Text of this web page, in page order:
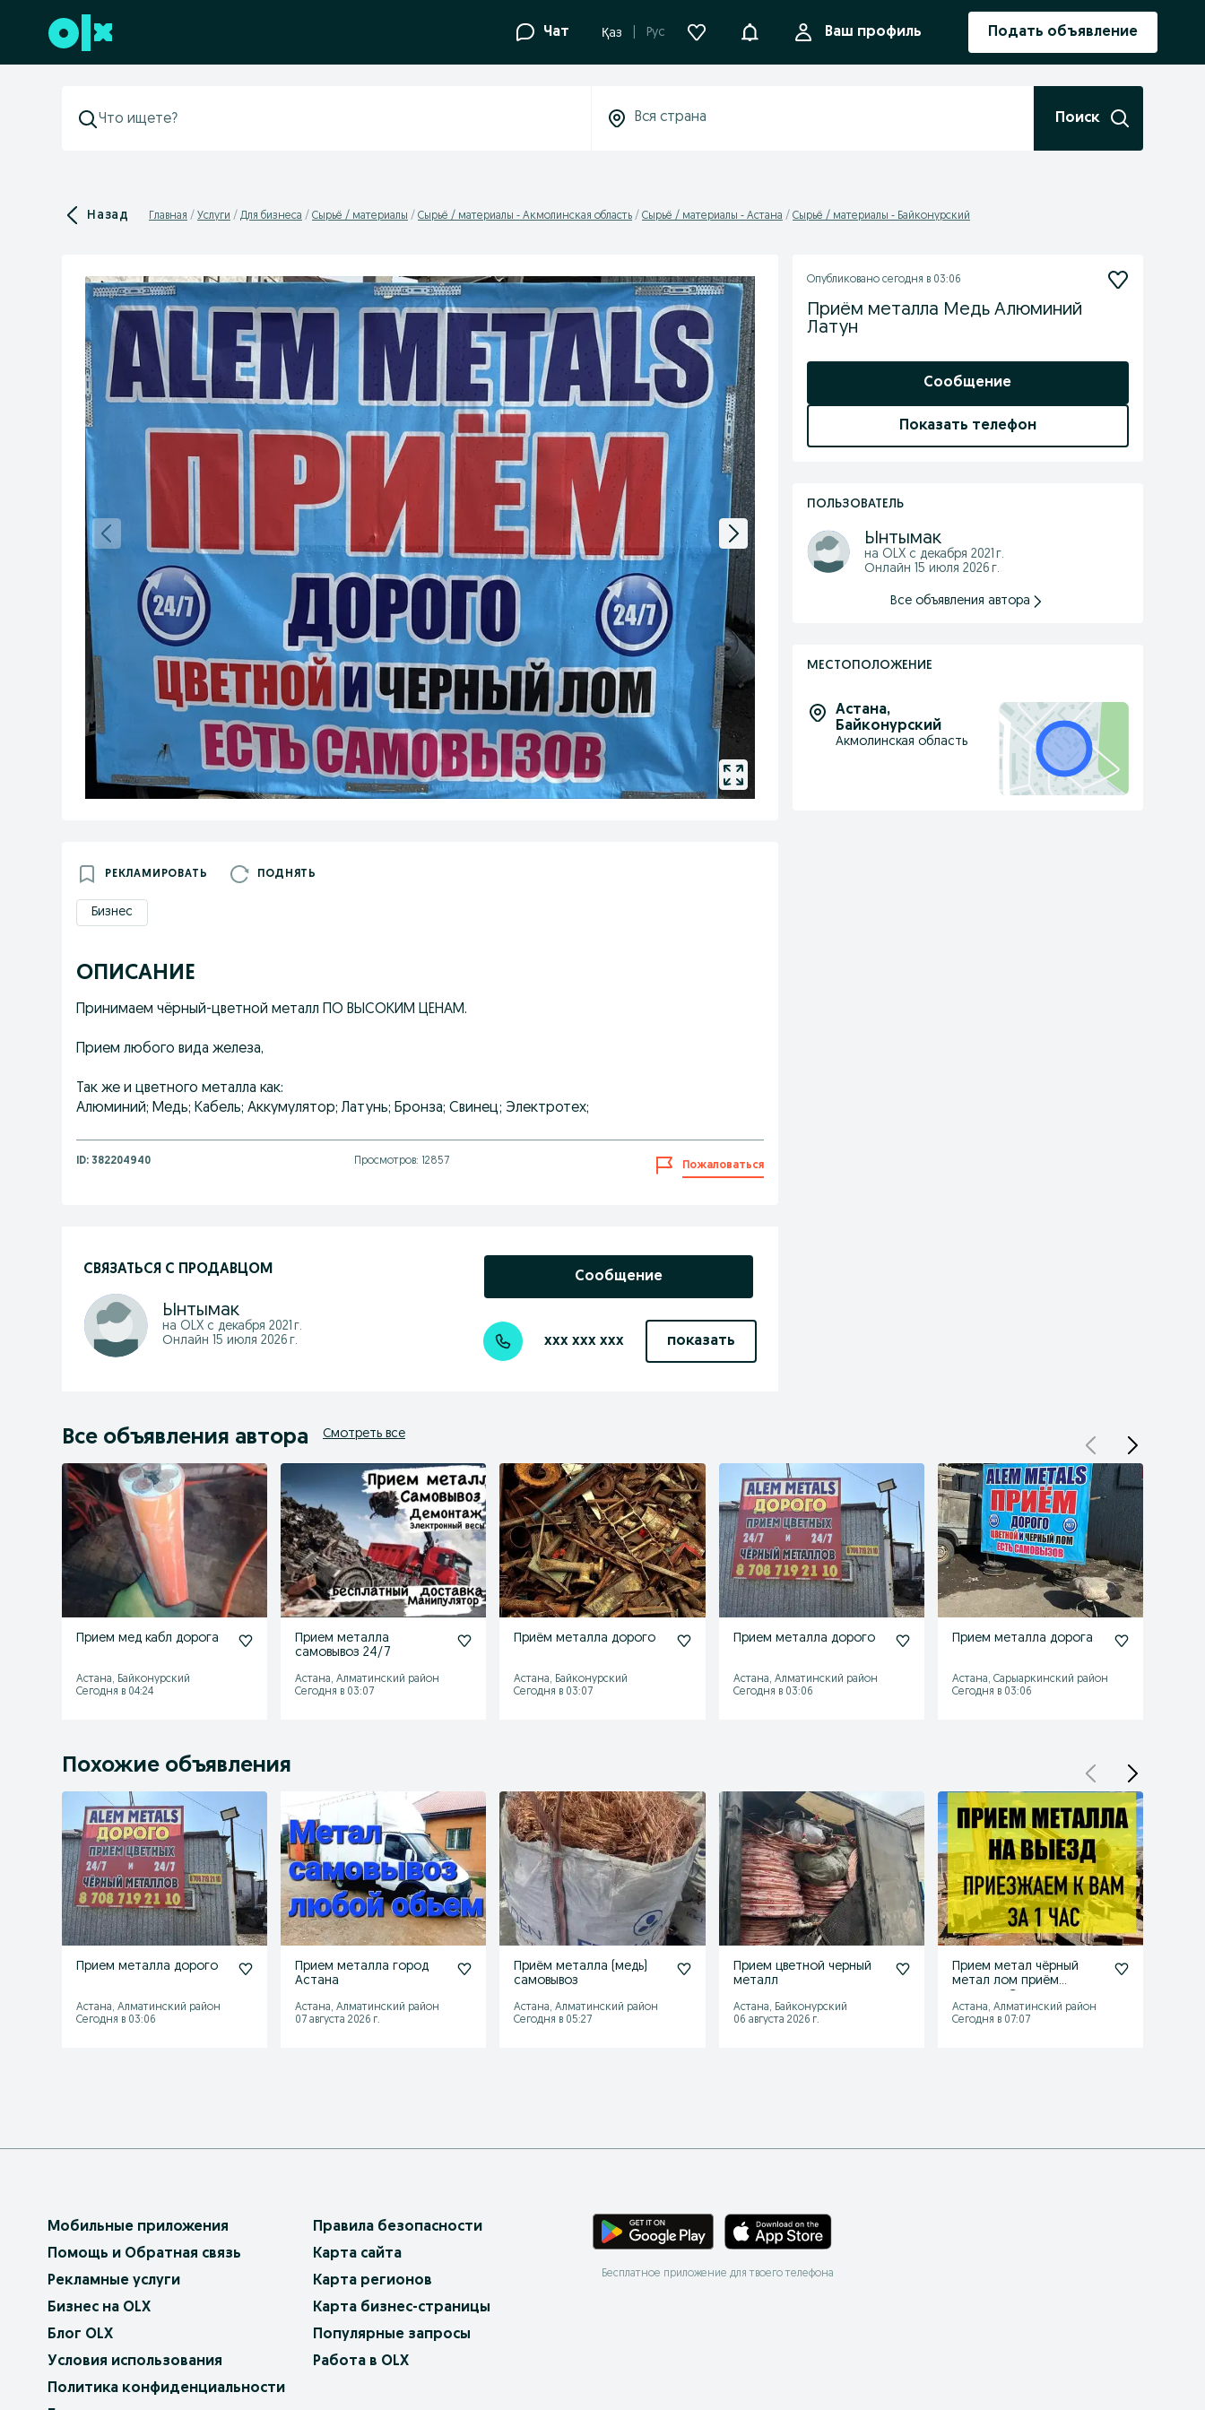
Перейти к нижнему колонтитулу Чат Қаз Рус УведомленияВаш профиль Подать объявление
Поиск
Назад Главная Услуги Для бизнеса Сырьё / материалы Сырьё / материалы - Акмолинская область Сырьё / материалы - Астана Сырьё / материалы - Байконурский
РЕКЛАМИРОВАТЬ ПОДНЯТЬ
Бизнес
ОПИСАНИЕ
Принимаем чёрный-цветной металл ПО ВЫСОКИМ ЦЕНАМ.
Прием любого вида железа,
Так же и цветного металла как:
Алюминий; Медь; Кабель; Аккумулятор; Латунь; Бронза; Свинец; Электротех;
ID: 382204940 Просмотров: 12857 Пожаловаться
СВЯЗАТЬСЯ С ПРОДАВЦОМ
Ынтымак
на OLX с декабря 2021 г.
Онлайн 15 июля 2026 г.
Сообщение
xxx xxx xxx показать
Опубликовано сегодня в 03:06
Приём металла Медь Алюминий
Латун
Сообщение
Показать телефон
ПОЛЬЗОВАТЕЛЬ
Ынтымак
на OLX с декабря 2021 г.
Онлайн 15 июля 2026 г.
Все объявления автора
МЕСТОПОЛОЖЕНИЕ
Астана,
Байконурский
Акмолинская область
Все объявления автора Смотреть все
Прием мед кабл дорога
Астана, Байконурский
Сегодня в 04:24
Прием металла
самовывоз 24/7
Астана, Алматинский район
Сегодня в 03:07
Приём металла дорого
Астана, Байконурский
Сегодня в 03:07
Прием металла дорого
Астана, Алматинский район
Сегодня в 03:06
Прием металла дорога
Астана, Сарыаркинский район
Сегодня в 03:06
Похожие объявления
Прием металла дорого
Астана, Алматинский район
Сегодня в 03:06
Прием металла город
Астана
Астана, Алматинский район
07 августа 2026 г.
Приём металла (медь)
самовывоз
Астана, Алматинский район
Сегодня в 05:27
Прием цветной черный
металл
Астана, Байконурский
06 августа 2026 г.
Прием метал чёрный
метал лом приём
Астана
Астана, Алматинский район
Сегодня в 07:07
Мобильные приложения
Помощь и Обратная связь
Рекламные услуги
Бизнес на OLX
Блог OLX
Условия использования
Политика конфиденциальности
Правила безопасности
Карта сайта
Карта регионов
Карта бизнес-страницы
Популярные запросы
Работа в OLX
Бесплатное приложение для твоего телефона